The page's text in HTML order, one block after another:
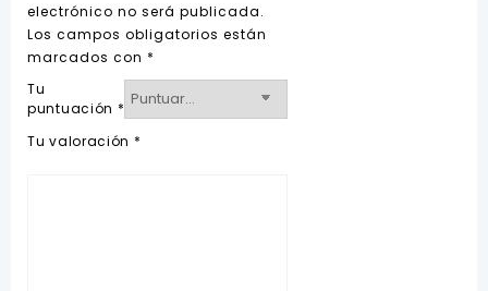
electrónico no será publicada.
Los campos obligatorios están
marcados con *
Tu
puntuación *
Tu valoración *